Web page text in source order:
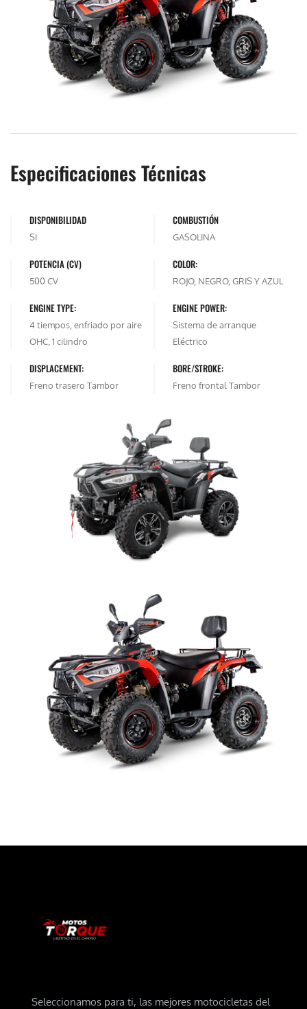
Especificaciones Técnicas
DISPONIBILIDAD
SI
COMBUSTIÓN
GASOLINA
POTENCIA (CV)
500 CV
COLOR:
ROJO, NEGRO, GRIS Y AZUL
ENGINE TYPE:
4 tiempos, enfriado por aire
OHC, 1 cilindro
ENGINE POWER:
Sistema de arranque
Eléctrico
DISPLACEMENT:
Freno trasero Tambor
BORE/STROKE:
Freno frontal Tambor
Seleccionamos para ti, las mejores motocicletas del